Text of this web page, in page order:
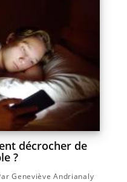
décrocher de
?
Geneviève Andrianaly